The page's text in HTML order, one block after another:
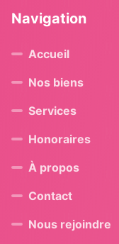
Navigation
Accueil
Nos biens
Services
Honoraires
À propos
Contact
Nous rejoindre